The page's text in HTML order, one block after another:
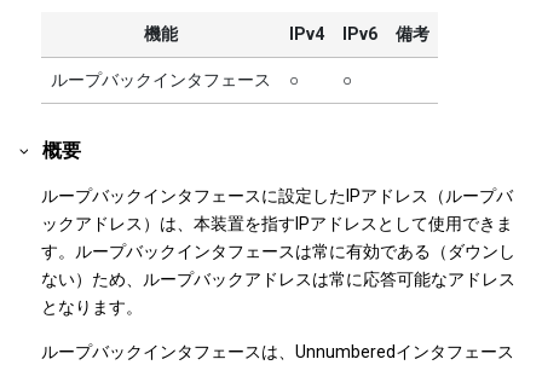
機能 IPv4 IPv6 備考
ループバックインタフェース ○ ○
概要
ループバックインタフェースに設定したIPアドレス（ループバ
ックアドレス）は、本装置を指すIPアドレスとして使用できま
す。ループバックインタフェースは常に有効である（ダウンし
ない）ため、ループバックアドレスは常に応答可能なアドレス
となります。
ループバックインタフェースは、Unnumberedインタフェース